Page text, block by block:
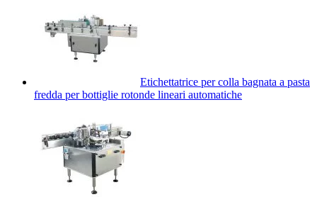
Etichettatrice per colla bagnata a pasta
fredda per bottiglie rotonde lineari automatiche